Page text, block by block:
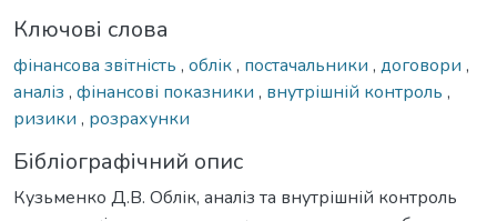
Ключові слова
фінансова звітність , облік, постачальники , договори ,
аналіз , фінансові показники , внутрішній контроль ,
ризики , розрахунки
Бібліографічний опис
Кузьменко Д.В. Облік, аналіз та внутрішній контроль